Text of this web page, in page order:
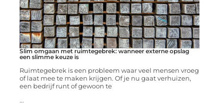
Slim omgaan met ruimtegebrek: wanneer externe opslag
een slimme keuze is
Ruimtegebrek is een probleem waar veel mensen vroeg
of laat mee te maken krijgen. Of je nu gaat verhuizen,
een bedrijf runt of gewoon te
...